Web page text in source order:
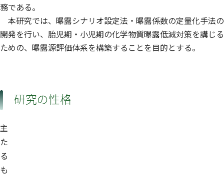
務である。
本研究では、曝露シナリオ設定法・曝露係数の定量化手法の
開発を行い、胎児期・小児期の化学物質曝露低減対策を講じる
ための、曝露源評価体系を構築することを目的とする。
研究の性格
主
た
る
も